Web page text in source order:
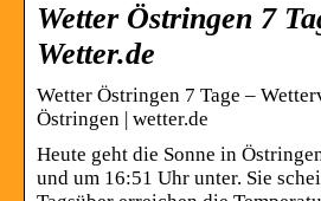
Wetter Östringen 7
Wetter.de
Wetter Östringen 7 Tage –
Östringen | wetter.de
Heute geht die Sonne in
und um 16:51 Uhr unter. Sie